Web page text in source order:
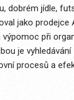
dobrém jídle,
jako prodejce
výpomoc při
je
procesů a